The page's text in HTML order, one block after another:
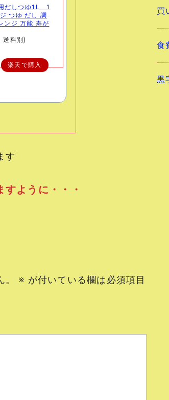
だしつゆ1L 1
つゆ だし 調
ンジ 万能 寿が
送料別)
楽天で購入
す
ように・・・
※ が付いている欄は必須項目
買
食
黒